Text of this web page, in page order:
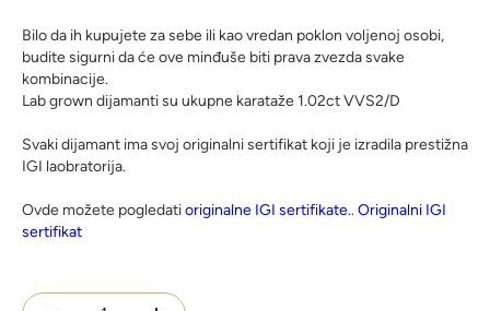
Bilo da ih kupujete za sebe ili kao vredan poklon voljenoj osobi,
budite sigurni da će ove minđuše biti prava zvezda svake
kombinacije.
Lab grown dijamanti su ukupne karataže 1.02ct VVS2/D
Svaki dijamant ima svoj originalni sertifikat koji je izradila prestižna
IGI laobratorija.
Ovde možete pogledatioriginalne IGI sertifikate..Originalni IGI
sertifikat